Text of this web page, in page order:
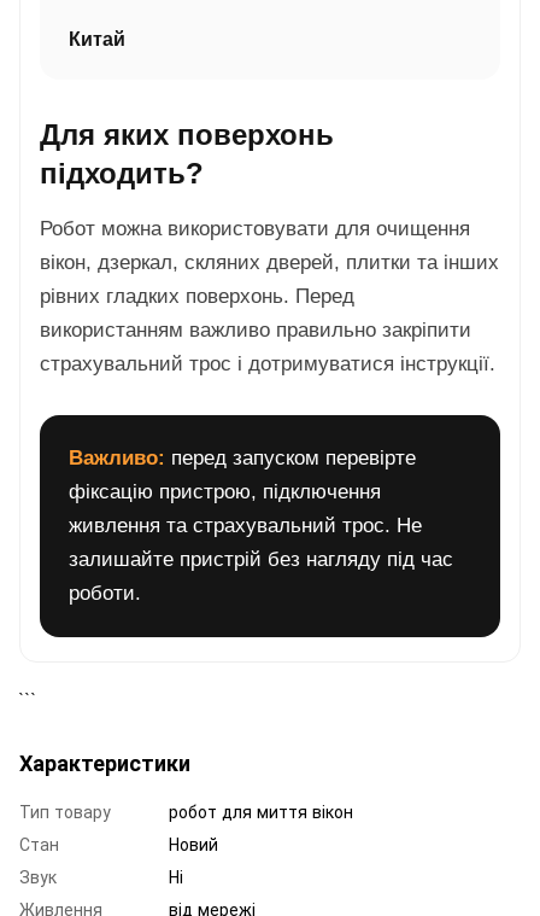
Китай
Для яких поверхонь
підходить?
Робот можна використовувати для очищення
вікон, дзеркал, скляних дверей, плитки та інших
рівних гладких поверхонь. Перед
використанням важливо правильно закріпити
страхувальний трос і дотримуватися інструкції.
Важливо: перед запуском перевірте
фіксацію пристрою, підключення
живлення та страхувальний трос. Не
залишайте пристрій без нагляду під час
роботи.
```
Характеристики
Тип товару
робот для миття вікон
Стан
Новий
Звук
Ні
Живлення
від мережі